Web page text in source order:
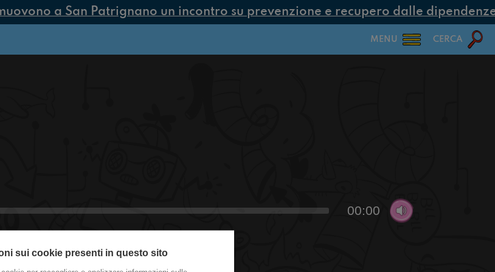
a San Patrignano un incontro su prevenzione e recupero dalle dipendenze
MENU CERCA
00:00
sui cookie presenti in questo sito